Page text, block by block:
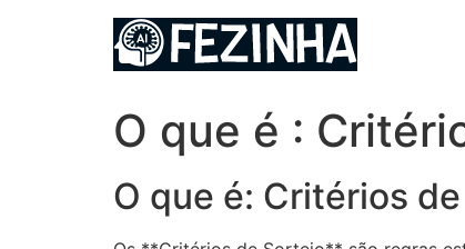
O que é :
O que é: Critérios